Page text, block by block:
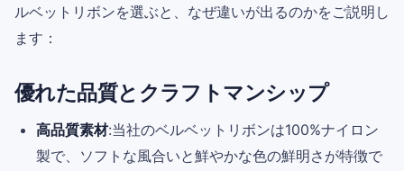
ルベットリボンを選ぶと、なぜ違いが出るのかをご説明し
ます：
優れた品質とクラフトマンシップ
高品質素材:当社のベルベットリボンは100%ナイロン
製で、ソフトな風合いと鮮やかな色の鮮明さが特徴で